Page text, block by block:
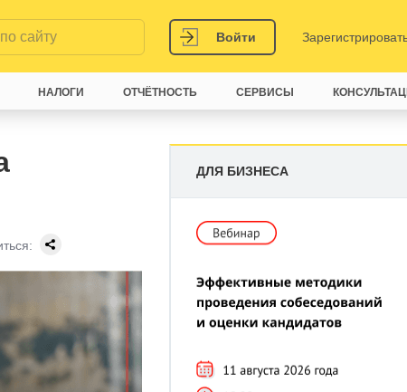
Войти
ДЛЯ БИЗНЕСА
НАЛОГИ ОТЧЁТНОСТЬ СЕРВИСЫ